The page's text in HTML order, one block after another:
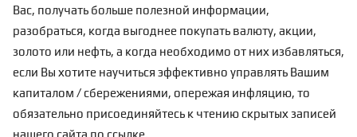
Вас, получать больше полезной информации,
разобраться, когда выгоднее покупать валюту, акции,
золото или нефть, а когда необходимо от них избавляться,
если Вы хотите научиться эффективно управлять Вашим
капиталом / сбережениями, опережая инфляцию, то
обязательно присоединяйтесь к чтению скрытых записей